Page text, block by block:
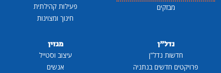
מבזקים
פעילות קהילתית
חינוך ומצוינות
נדל"ן
חדשות נדל"ן
פרויקטים חדשים בנתניה
מגזין
עיצוב וסטייל
אנשים